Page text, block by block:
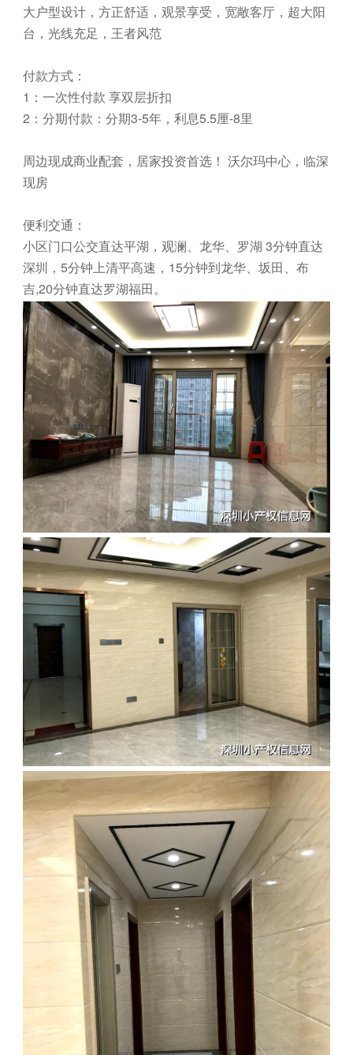
大户型设计，方正舒适，观景享受，宽敞客厅，超大阳
台，光线充足，王者风范
付款方式：
1：一次性付款 享双层折扣
2：分期付款：分期3-5年，利息5.5厘-8里
周边现成商业配套，居家投资首选！ 沃尔玛中心，临深
现房
便利交通：
小区门口公交直达平湖，观澜、龙华、罗湖 3分钟直达
深圳，5分钟上清平高速，15分钟到龙华、坂田、布
吉,20分钟直达罗湖福田。